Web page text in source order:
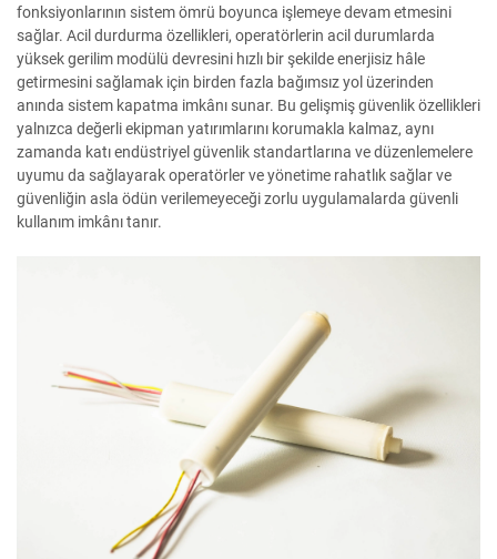
fonksiyonlarının sistem ömrü boyunca işlemeye devam etmesini
sağlar. Acil durdurma özellikleri, operatörlerin acil durumlarda
yüksek gerilim modülü devresini hızlı bir şekilde enerjisiz hâle
getirmesini sağlamak için birden fazla bağımsız yol üzerinden
anında sistem kapatma imkânı sunar. Bu gelişmiş güvenlik özellikleri
yalnızca değerli ekipman yatırımlarını korumakla kalmaz, aynı
zamanda katı endüstriyel güvenlik standartlarına ve düzenlemelere
uyumu da sağlayarak operatörler ve yönetime rahatlık sağlar ve
güvenliğin asla ödün verilemeyeceği zorlu uygulamalarda güvenli
kullanım imkânı tanır.